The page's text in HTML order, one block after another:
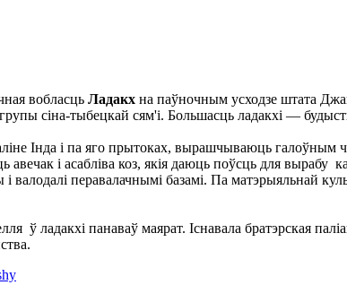
вобласць Ладакх на паўночным усходзе штата
сіна-тыбецкай сям'і. Большасць ладакхі —
Інда і па яго прытоках, вырашчываюць
авечак і асабліва коз, якія даюць поўсць для
валодалі перавалачнымі базамі. Па матэрыяльнай
ў ладакхі панаваў маярат. Існавала братэрская